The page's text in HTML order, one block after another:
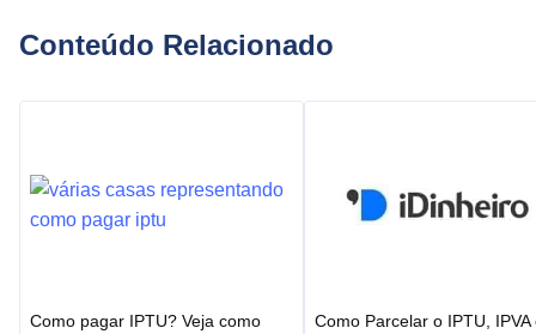
Conteúdo Relacionado
Como pagar IPTU? Veja como
Como Parcelar o IPTU, IPVA